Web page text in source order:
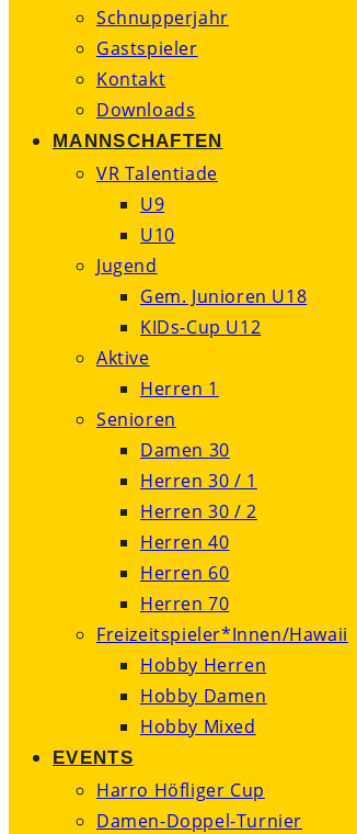
Schnupperjahr
Gastspieler
Kontakt
Downloads
MANNSCHAFTEN
VR Talentiade
U9
U10
Jugend
Gem. Junioren U18
KIDs-Cup U12
Aktive
Herren 1
Senioren
Damen 30
Herren 30 / 1
Herren 30 / 2
Herren 40
Herren 60
Herren 70
Freizeitspieler*Innen/Hawaii
Hobby Herren
Hobby Damen
Hobby Mixed
EVENTS
Harro Höfliger Cup
Damen-Doppel-Turnier